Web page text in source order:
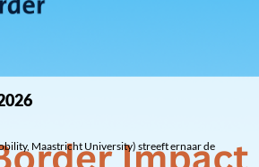
Maastricht University) streeft ernaar de